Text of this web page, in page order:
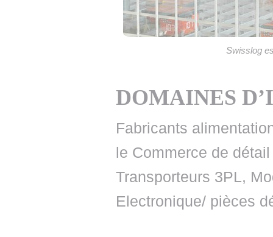
Swisslog
DOMAINES
Fabricants
le Commerce de
Transporteurs 3PL,
Electronique/ pièces